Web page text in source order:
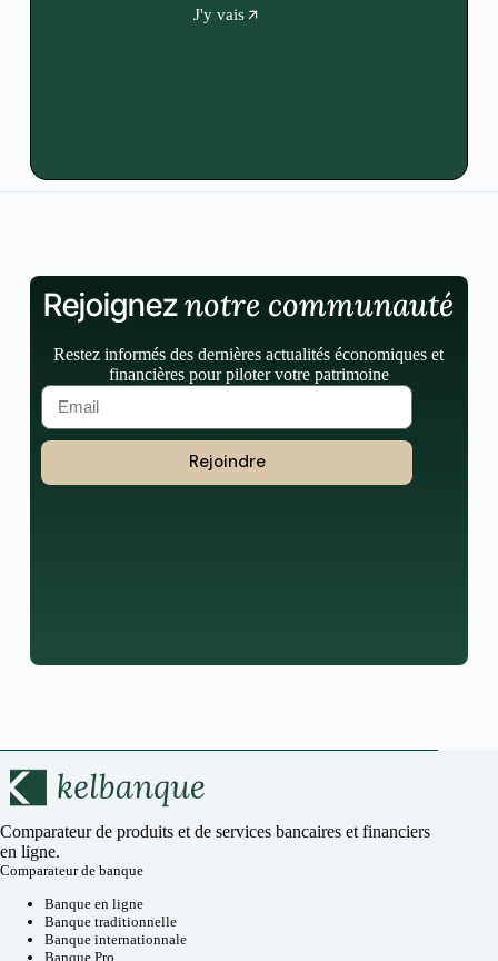
J'y vais
Rejoigneznotre communauté
Restez informés des dernières actualités économiques et
financières pour piloter votre patrimoine
Rejoindre
Comparateur de produits et de services bancaires et financiers
en ligne.
Comparateur de banque
Banque en ligne
Banque traditionnelle
Banque internationnale
Banque Pro